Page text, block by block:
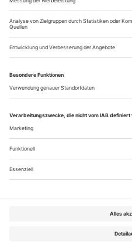
Bücher: Herrn Prosperos
Ein Buch über den und von dem
In Christophe Marthalers
«Der Sturm», in der kein
verzaubernde Windstille
versprochene «petit rien»,
Ariel als grimmigen Kellner
einer Art Wartesaal
Schiffbruch erlitten zu...
Über uns Kontakt